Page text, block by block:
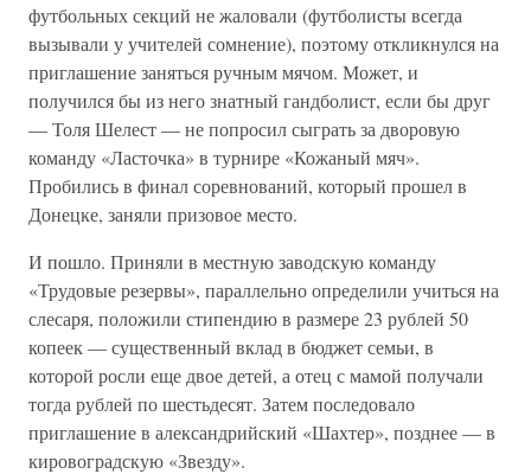
футбольных секций не жаловали (футболисты всегда
вызывали у учителей сомнение), поэтому откликнулся на
приглашение заняться ручным мячом. Может, и
получился бы из него знатный гандболист, если бы друг
— Толя Шелест — не попросил сыграть за дворовую
команду «Ласточка» в турнире «Кожаный мяч».
Пробились в финал соревнований, который прошел в
Донецке, заняли призовое место.
И пошло. Приняли в местную заводскую команду
«Трудовые резервы», параллельно определили учиться на
слесаря, положили стипендию в размере 23 рублей 50
копеек — существенный вклад в бюджет семьи, в
которой росли еще двое детей, а отец с мамой получали
тогда рублей по шестьдесят. Затем последовало
приглашение в александрийский «Шахтер», позднее — в
кировоградскую «Звезду».